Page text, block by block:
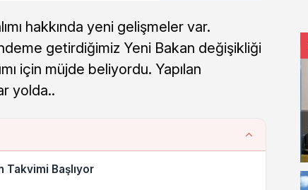
hakkında yeni gelişmeler var.
getirdiğimiz Yeni Bakan değişikliği
için müjde beliyordu. Yapılan
yolda..
Takvimi Başlıyor